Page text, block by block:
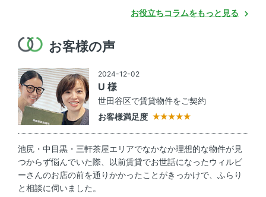
お役立ちコラムをもっと見る
お客様の声
2024-12-02
U 様
世田谷区で賃貸物件をご契約
お客様満足度
池尻・中目黒・三軒茶屋エリアでなかなか理想的な物件が見
つからず悩んでいた際、以前賃貸でお世話になったウィルビ
ーさんのお店の前を通りかかったことがきっかけで、ふらり
と相談に伺いました。